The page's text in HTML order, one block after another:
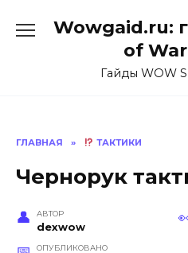
Wowgaid.ru:
of
Гайды WOW
ГЛАВНАЯ » ТАКТИКИ
Чернорук
АВТОР
dexwow
ОПУБЛИКОВАНО